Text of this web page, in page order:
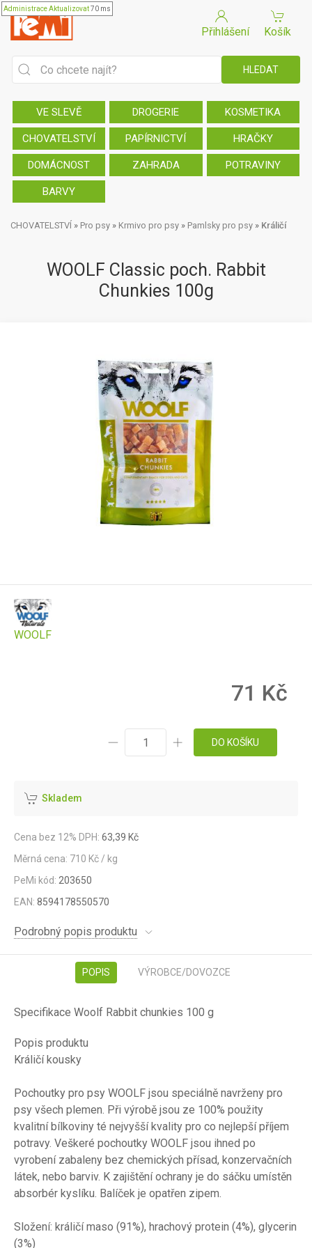
AdministraceAktualizovat70 ms
Přihlášení Košík
VE SLEVĚ DROGERIE KOSMETIKA
CHOVATELSTVÍ PAPÍRNICTVÍ HRAČKY
DOMÁCNOST ZAHRADA POTRAVINY
BARVY
CHOVATELSTVÍ » Pro psy » Krmivo pro psy » Pamlsky pro psy » Králičí
WOOLF Classic poch. Rabbit
Chunkies 100g
WOOLF
71 Kč
DO KOŠÍKU
Skladem
Cena bez 12% DPH: 63,39 Kč
Měrná cena: 710 Kč / kg
PeMi kód: 203650
EAN: 8594178550570
Podrobný popis produktu
POPIS VÝROBCE/DOVOZCE
Specifikace Woolf Rabbit chunkies 100 g
Popis produktu
Králičí kousky
Pochoutky pro psy WOOLF jsou speciálně navrženy pro
psy všech plemen. Při výrobě jsou ze 100% použity
kvalitní bílkoviny té nejvyšší kvality pro co nejlepší příjem
potravy. Veškeré pochoutky WOOLF jsou ihned po
vyrobení zabaleny bez chemických přísad, konzervačních
látek, nebo barviv. K zajištění ochrany je do sáčku umístěn
absorbér kyslíku. Balíček je opatřen zipem.
Složení: králičí maso (91%), hrachový protein (4%), glycerin
(3%)